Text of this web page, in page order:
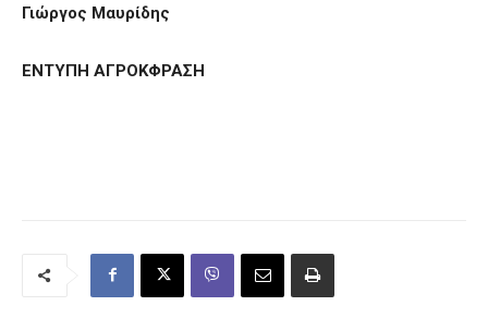
Γιώργος Μαυρίδης
ΕΝΤΥΠΗ ΑΓΡΟΚΦΡΑΣΗ